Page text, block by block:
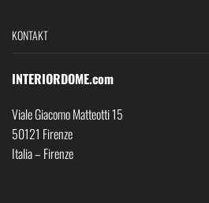
KONTAKT
INTERIORDOME.com
Viale Giacomo Matteotti 15
50121 Firenze
Italia – Firenze